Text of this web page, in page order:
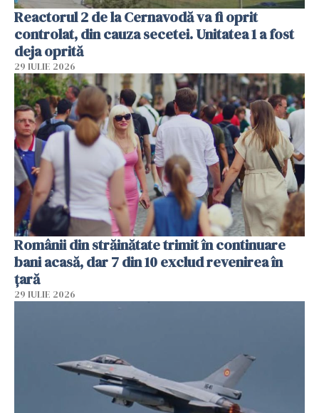
Reactorul 2 de la Cernavodă va fi oprit
controlat, din cauza secetei. Unitatea 1 a fost
deja oprită
29 IULIE 2026
Românii din străinătate trimit în continuare
bani acasă, dar 7 din 10 exclud revenirea în
țară
29 IULIE 2026